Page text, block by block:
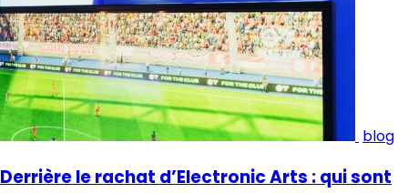
blog
Derrière le rachat d’Electronic Arts : qui sont